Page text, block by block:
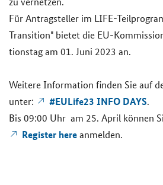
Für An­trag­stel­ler im LIFE-​
Transition" bie­tet die EU-​
ti­ons­tag am 01. Juni 2023 an.
Wei­te­re In­for­ma­ti­on fin­den Sie auf
unter:
#EULife23 INFO DAYS.
Bis 09:00 Uhr am 25. April kön­nen
Register herean­mel­den.